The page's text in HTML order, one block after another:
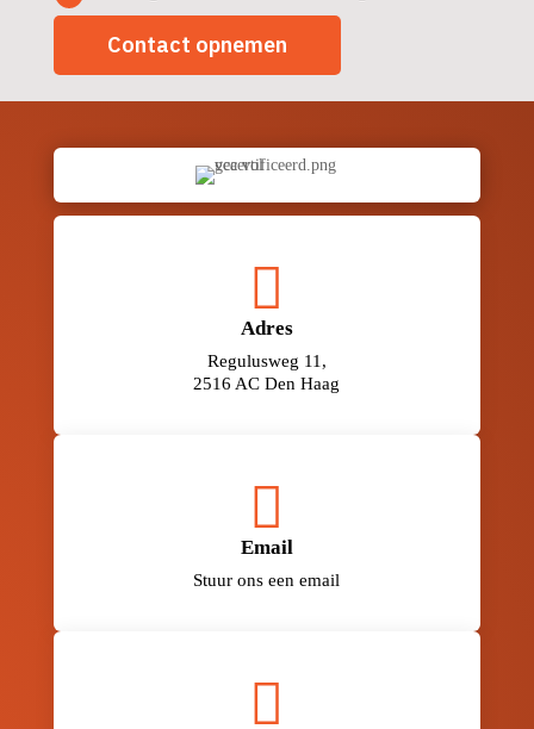
Contact opnemen

Adres
Regulusweg 11,
2516 AC Den Haag

Email
Stuur ons een email
